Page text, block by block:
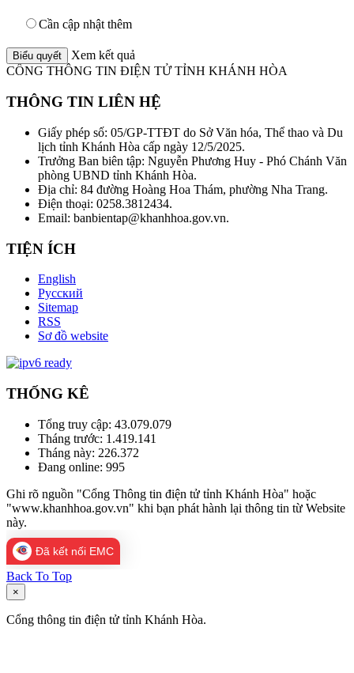
Cần cập nhật thêm
Xem kết quả
CỔNG THÔNG TIN ĐIỆN TỬ TỈNH KHÁNH HÒA
THÔNG TIN LIÊN HỆ
Giấy phép số: 05/GP-TTĐT do Sở Văn hóa, Thể thao và Du
lịch tỉnh Khánh Hòa cấp ngày 12/5/2025.
Trưởng Ban biên tập: Nguyễn Phương Huy - Phó Chánh Văn
phòng UBND tỉnh Khánh Hòa.
Địa chỉ: 84 đường Hoàng Hoa Thám, phường Nha Trang.
Điện thoại: 0258.3812434.
Email: banbientap@khanhhoa.gov.vn.
TIỆN ÍCH
English
Русский
Sitemap
RSS
Sơ đồ website
THỐNG KÊ
Tổng truy cập: 43.079.079
Tháng trước: 1.419.141
Tháng này: 226.372
Đang online: 995
Ghi rõ nguồn "Cổng Thông tin điện tử tỉnh Khánh Hòa" hoặc
"www.khanhhoa.gov.vn" khi bạn phát hành lại thông tin từ Website
này.
Đã kết nối EMC
Back To Top
×
Cổng thông tin điện tử tỉnh Khánh Hòa.